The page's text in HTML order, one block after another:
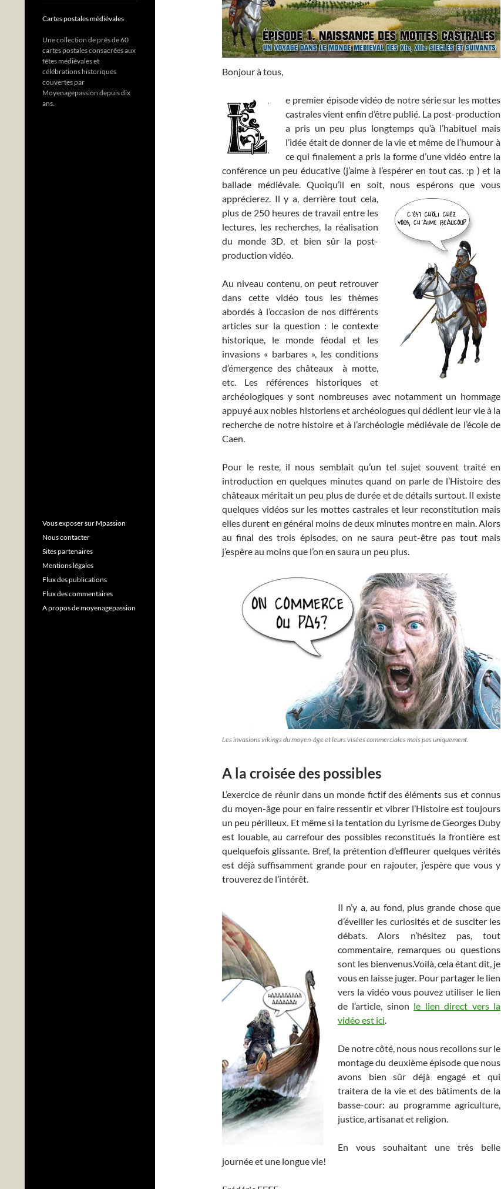
Bonjour à tous,
e premier épisode vidéo de notre série sur les mottes
castrales vient enfin d’être publié. La post-production
a pris un peu plus longtemps qu’à l’habituel mais
l’idée était de donner de la vie et même de l’humour à
ce qui finalement a pris la forme d’une vidéo entre la
conférence un peu éducative (j’aime à l’espérer en tout cas. :p ) et la
ballade médiévale. Quoiqu’il en soit, nous espérons que vous
apprécierez. Il y a, derrièretout cela,
plus de 250 heures de travail entre les
lectures, les recherches, la réalisation
du monde 3D, et bien sûr la post-
production vidéo.
Au niveau contenu, on peut retrouver
dans cette vidéo tous les thèmes
abordés à l’occasion de nos différents
articles sur la question : le contexte
historique, le monde féodal et les
invasions « barbares », les conditions
d’émergence des châteaux à motte,
etc. Les références historiques et
archéologiques y sont nombreuses avec notamment un hommage
appuyé aux nobles historiens et archéologues qui dédient leur vie à la
recherche de notre histoire et à l’archéologie médiévale de l’école de
Caen.
Pour le reste, il nous semblait qu’un tel sujet souvent traité en
introduction en quelques minutes quand on parle de l’Histoire des
châteaux méritait un peu plus de durée et de détails surtout. Il existe
quelques vidéos sur les mottes castrales et leur reconstitution mais
elles durent en général moins de deux minutes montre en main. Alors
au final des trois épisodes, on ne saura peut-être pas tout mais
j’espère au moins que l’on en saura un peu plus.
Les invasions vikings du moyen-âge et leurs visées commerciales mais pas uniquement.
A la croisée des possibles
L’exercice de réunir dans un monde fictif des éléments sus et connus
du moyen-âge pour en faire ressentir et vibrer l’Histoire est toujours
un peu périlleux. Et même si la tentation du Lyrisme de Georges Duby
est louable, au carrefour des possibles reconstitués la frontière est
quelquefois glissante. Bref, la prétention d’effleurer quelques vérités
est déjà suffisamment grande pour en rajouter, j’espère que vous y
trouverez de l’intérêt.
Il n’y a, au fond, plus grande chose que
d’éveiller les curiosités et de susciter les
débats. Alors n’hésitez pas, tout
commentaire, remarques ou questions
sont les bienvenus.Voilà, cela étant dit, je
vous en laisse juger. Pour partager le lien
vers la vidéo vous pouvez utiliser le lien
de l’article, sinon le lien direct vers la
vidéo est ici.
De notre côté, nous nous recollons sur le
montage du deuxième épisode que nous
avons bien sûr déjà engagé et qui
traitera de la vie et des bâtiments de la
basse-cour: au programme agriculture,
justice, artisanat et religion.
En vous souhaitant une très belle
journée et une longue vie!
Cartes postales médiévales
Une collection de près de 60
cartes postales consacrées aux
fêtes médiévales et
célébrations historiques
couvertes par
Moyenagepassion depuis dix
ans.
Vous exposer sur Mpassion
Nous contacter
Sites partenaires
Mentions légales
Flux des publications
Flux des commentaires
A propos de moyenagepassion